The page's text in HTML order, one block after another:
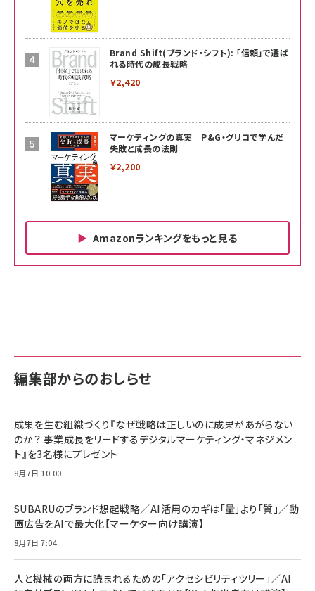
Brand Shift(ブランド・シフト): 「信頼」で選ば
れる時代の成長戦略
￥2,420
マーケティングの真実 P&G・グリコで学んだ
失敗と成長の法則
￥2,200
Amazonランキングをもっと見る
￥880
anan(アンアン)2026/06/24号 No.2500増刊
スペシャルエディション[王道エンタメの矜持／
￥1,100
anan(アンアン)2026/07/08号 No.2502[2026
￥880
ママ投資家が育休中に１億貯めた株式投資
組織の成果を最大化する ルールのデザイン
サポート正規品 メーカー保証5年 KLMEA128G
NIMASO ガラスフィルム iPhone 17 用 保護フィ
すい ガイド枠付き いPhone17 (6.3インチ) 対応
2枚セット DSP25F1698
￥1,599
￥6,980
全ワイヤレスイヤホン/アクティブノイズキャンセリ
技術基準適合】ブラック
￥5,990
サポート正規品 メーカー保証5年 KLMEA128G
Amazon eギフトカード - Amazonロゴ - クラ
￥5,000
Anker PowerLine III Flow USB-C & USB-C
Pro/Air 各種対応 (1.8m ミッドナイトブラック)
￥1,890
編集部からのおしらせ
成果を生む組織づくり『なぜ戦略は正しいのに成果があがらない
のか？ 事業成長をリードするデジタルマーケティング・マネジメン
ト』を3名様にプレゼント
8月7日 10:00
SUBARUのブランド想起戦略／AI活用のカギは「量」より「質」／動
画広告をAIで最大化【マーケター向け講演】
8月7日 7:04
人と機械の両方に読まれるための「アクセシビリティツリー」／AI